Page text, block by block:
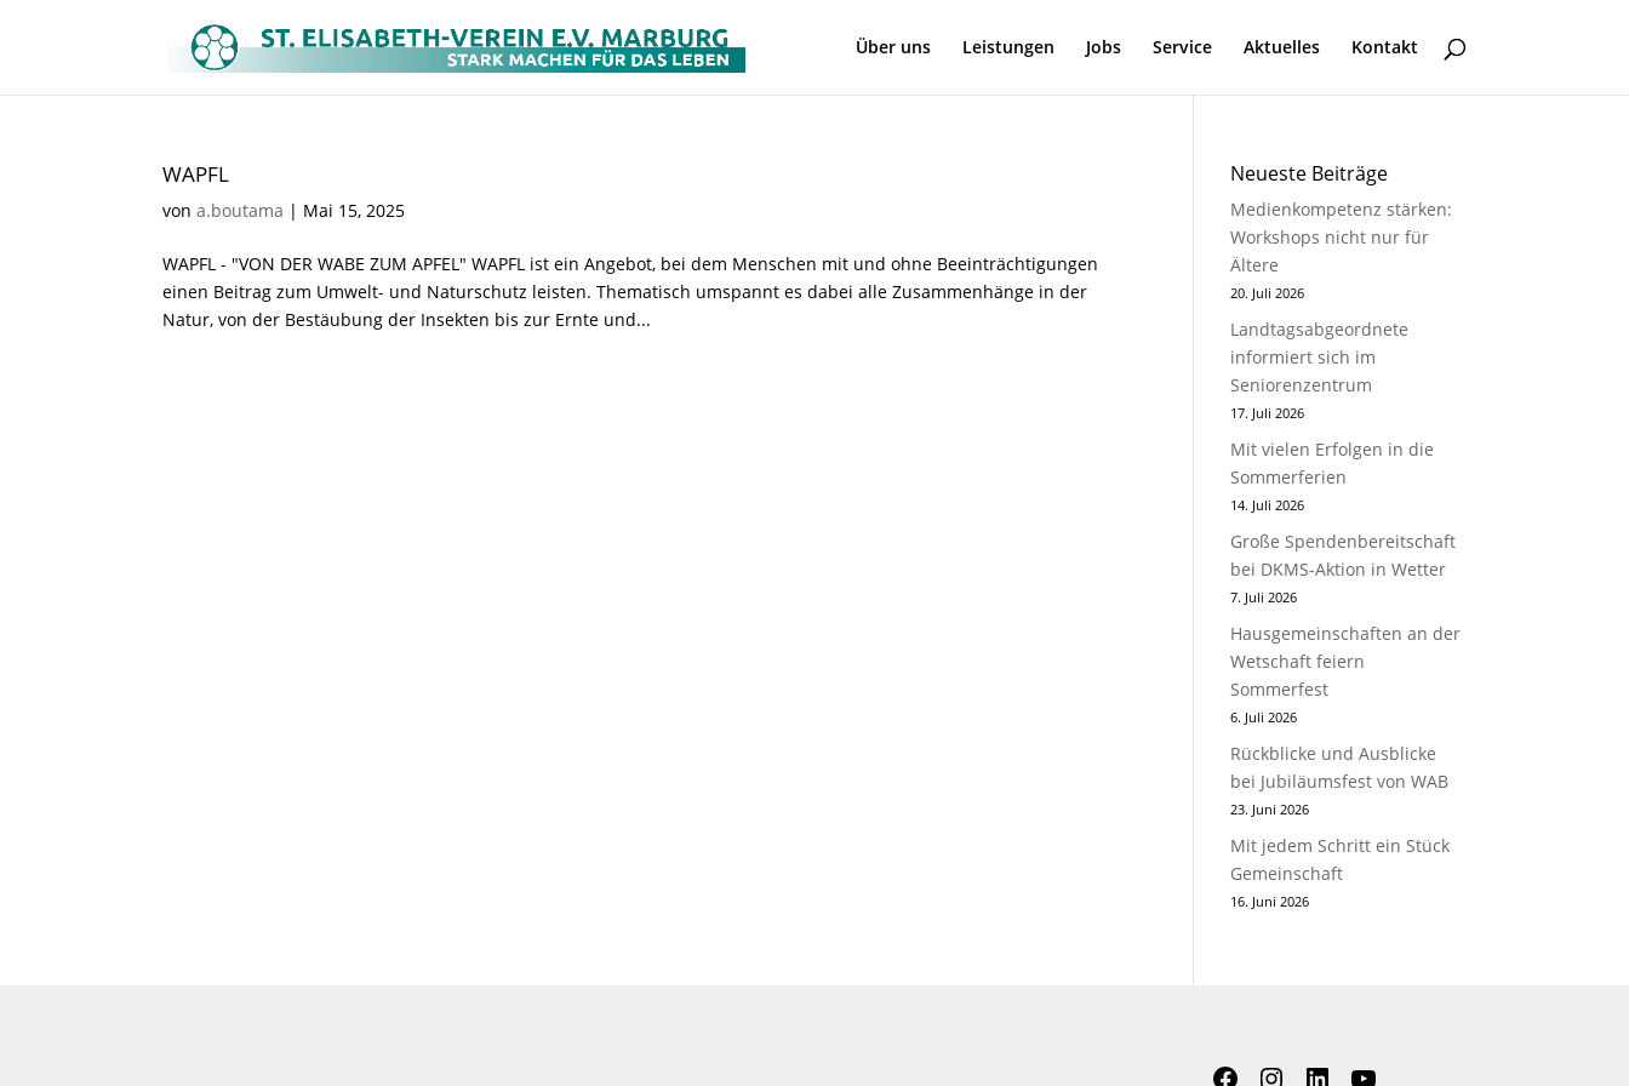
Über uns Leistungen Jobs Service Aktuelles Kontakt
WAPFL
vona.boutama | Mai 15, 2025
WAPFL - "VON DER WABE ZUM APFEL" WAPFL ist ein Angebot, bei dem Menschen mit und ohne Beeinträchtigungen
einen Beitrag zum Umwelt- und Naturschutz leisten. Thematisch umspannt es dabei alle Zusammenhänge in der
Natur, von der Bestäubung der Insekten bis zur Ernte und...
Neueste Beiträge
Medienkompetenz stärken:
Workshops nicht nur für
Ältere
20. Juli 2026
Landtagsabgeordnete
informiert sich im
Seniorenzentrum
17. Juli 2026
Mit vielen Erfolgen in die
Sommerferien
14. Juli 2026
Große Spendenbereitschaft
bei DKMS-Aktion in Wetter
7. Juli 2026
Hausgemeinschaften an der
Wetschaft feiern
Sommerfest
6. Juli 2026
Rückblicke und Ausblicke
bei Jubiläumsfest von WAB
23. Juni 2026
Mit jedem Schritt ein Stück
Gemeinschaft
16. Juni 2026
Facebook
Instagram
LinkedInYouTube